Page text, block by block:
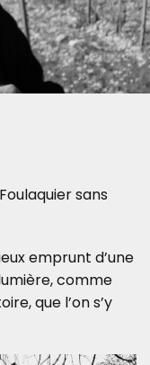
sans
emprunt d’une
comme
que l’on s’y